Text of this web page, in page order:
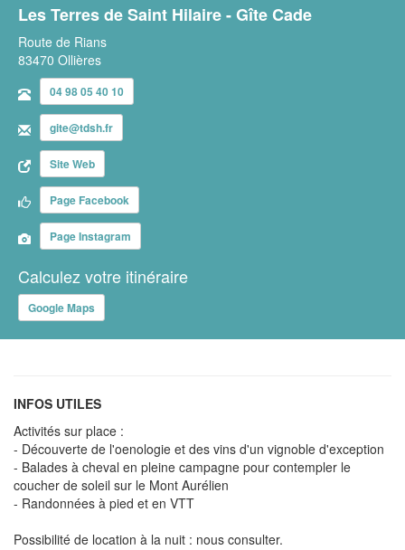
Les Terres de Saint Hilaire - Gîte Cade
Route de Rians
83470 Ollières
04 98 05 40 10
gite@tdsh.fr
Site Web
Page Facebook
Page Instagram
Calculez votre itinéraire
Google Maps
INFOS UTILES
Activités sur place :
- Découverte de l'oenologie et des vins d'un vignoble d'exception
- Balades à cheval en pleine campagne pour contempler le
coucher de soleil sur le Mont Aurélien
- Randonnées à pied et en VTT
Possibilité de location à la nuit : nous consulter.